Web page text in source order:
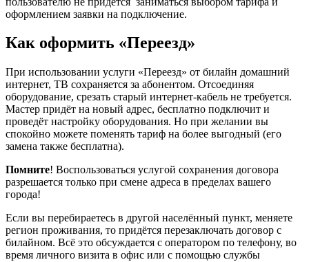
оформлением заявки на подключение.
Как оформить «Переезд»
При использовании услуги «Переезд» от билайн домашний
интернет, ТВ сохраняется за абонентом. Отсоединяя
оборудование, срезать старый интернет-кабель не требуется.
Мастер придёт на новый адрес, бесплатно подключит и
проведёт настройку оборудования. Но при желании вы
спокойно можете поменять тариф на более выгодный (его
замена также бесплатна).
Помните! Воспользоваться услугой сохранения договора
разрешается только при смене адреса в пределах вашего
города!
Если вы перебираетесь в другой населённый пункт, меняете
регион проживания, то придётся перезаключать договор с
билайном. Всё это обсуждается с оператором по телефону, во
время личного визита в офис или с помощью службы